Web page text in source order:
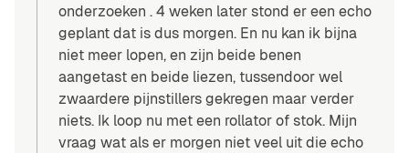
onderzoeken . 4 weken later stond er een echo
geplant dat is dus morgen. En nu kan ik bijna
niet meer lopen, en zijn beide benen
aangetast en beide liezen, tussendoor wel
zwaardere pijnstillers gekregen maar verder
niets. Ik loop nu met een rollator of stok. Mijn
vraag wat als er morgen niet veel uit die echo